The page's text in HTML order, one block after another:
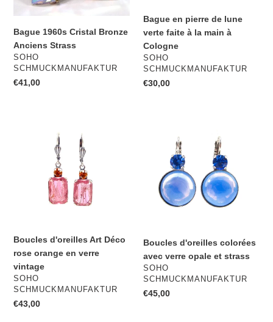
Bague 1960s Cristal Bronze
Anciens Strass
DISTRIBUTEUR
SOHO
SCHMUCKMANUFAKTUR
Prix
€41,00
main
à
Cologne
Bague en pierre de lune
verte faite à la main à
Cologne
DISTRIBUTEUR
SOHO
SCHMUCKMANUFAKTUR
Prix
€30,00
Boucles d'oreilles Art Déco
rose orange en verre
vintage
DISTRIBUTEUR
SOHO
SCHMUCKMANUFAKTUR
Prix
€43,00
colorées
verre
opale
Boucles d'oreilles colorées
avec verre opale et strass
DISTRIBUTEUR
SOHO
SCHMUCKMANUFAKTUR
Prix
€45,00